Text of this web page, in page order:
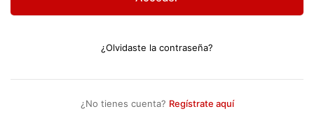
¿Olvidaste la contraseña?
¿No tienes cuenta? Regístrate aquí